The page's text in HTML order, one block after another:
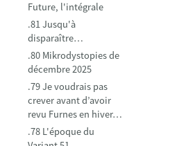
Future, l'intégrale
.81 Jusqu'à
disparaître…
.80 Mikrodystopies de
décembre 2025
.79 Je voudrais pas
crever avant d’avoir
revu Furnes en hiver…
.78 L'époque du